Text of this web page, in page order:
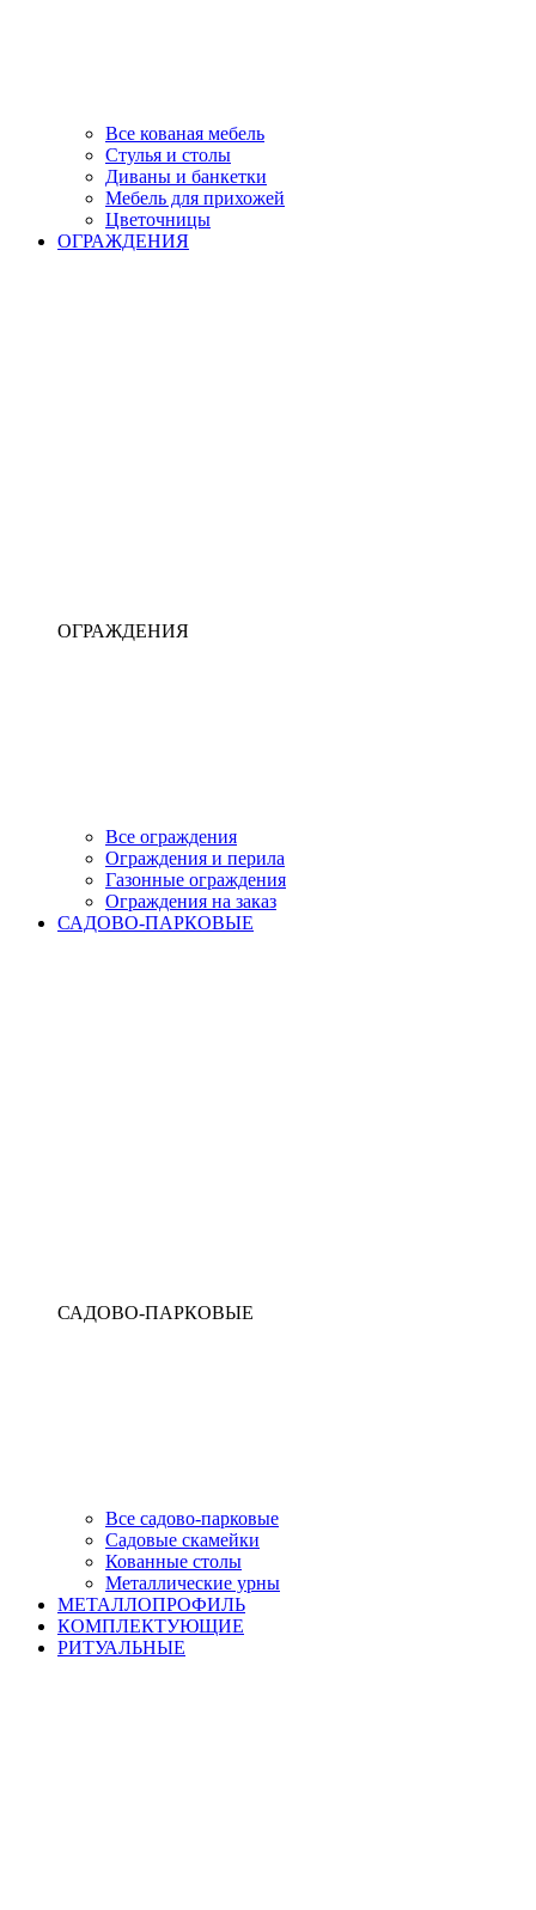
Все кованая мебель
Стулья и столы
Диваны и банкетки
Мебель для прихожей
Цветочницы
ОГРАЖДЕНИЯ
ОГРАЖДЕНИЯ
Все ограждения
Ограждения и перила
Газонные ограждения
Ограждения на заказ
САДОВО-ПАРКОВЫЕ
САДОВО-ПАРКОВЫЕ
Все садово-парковые
Садовые скамейки
Кованные столы
Металлические урны
МЕТАЛЛОПРОФИЛЬ
КОМПЛЕКТУЮЩИЕ
РИТУАЛЬНЫЕ